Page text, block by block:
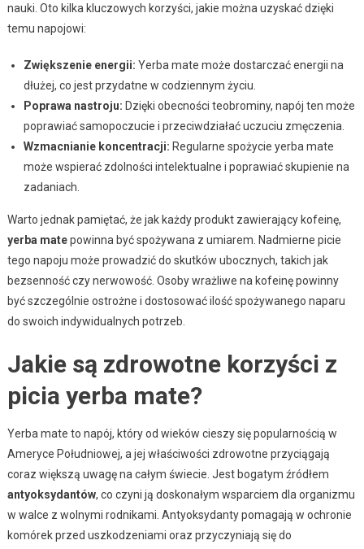
nauki. Oto kilka kluczowych korzyści, jakie można uzyskać dzięki
temu napojowi:
Zwiększenie energii: Yerba mate może dostarczać energii na
dłużej, co jest przydatne w codziennym życiu.
Poprawa nastroju: Dzięki obecności teobrominy, napój ten może
poprawiać samopoczucie i przeciwdziałać uczuciu zmęczenia.
Wzmacnianie koncentracji: Regularne spożycie yerba mate
może wspierać zdolności intelektualne i poprawiać skupienie na
zadaniach.
Warto jednak pamiętać, że jak każdy produkt zawierający kofeinę,
yerba matepowinna być spożywana z umiarem. Nadmierne picie
tego napoju może prowadzić do skutków ubocznych, takich jak
bezsenność czy nerwowość. Osoby wrażliwe na kofeinę powinny
być szczególnie ostrożne i dostosować ilość spożywanego naparu
do swoich indywidualnych potrzeb.
Jakie są zdrowotne korzyści z
picia yerba mate?
Yerba mate to napój, który od wieków cieszy się popularnością w
Ameryce Południowej, a jej właściwości zdrowotne przyciągają
coraz większą uwagę na całym świecie. Jest bogatym źródłem
antyoksydantów, co czyni ją doskonałym wsparciem dla organizmu
w walce z wolnymi rodnikami. Antyoksydanty pomagają w ochronie
komórek przed uszkodzeniami oraz przyczyniają się do